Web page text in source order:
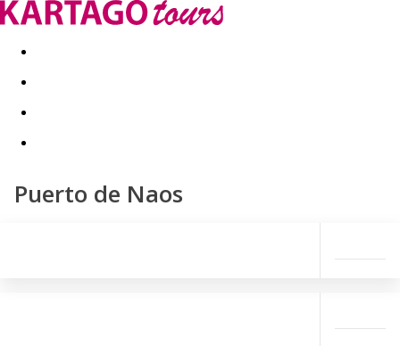
Last minute Dovolenkové kluby
Puerto de Naos